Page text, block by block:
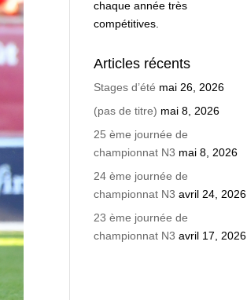
chaque année très
compétitives.
Articles récents
Stages d’été mai 26, 2026
(pas de titre) mai 8, 2026
25 ème journée de
championnat N3 mai 8, 2026
24 ème journée de
championnat N3 avril 24, 2026
23 ème journée de
championnat N3 avril 17, 2026